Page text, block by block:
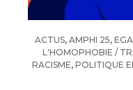
ACTUS, AMPHI 25,
L'HOMOPHOBIE /
RACISME,POLITIQUE